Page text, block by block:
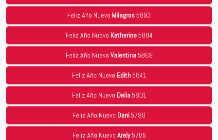
Feliz Año Nuevo Milagros5893
Feliz Año Nuevo Katherine5884
Feliz Año Nuevo Valentina5869
Feliz Año Nuevo Edith5841
Feliz Año Nuevo Delia5801
Feliz Año Nuevo Dani5790
Feliz Año Nuevo Arely5785